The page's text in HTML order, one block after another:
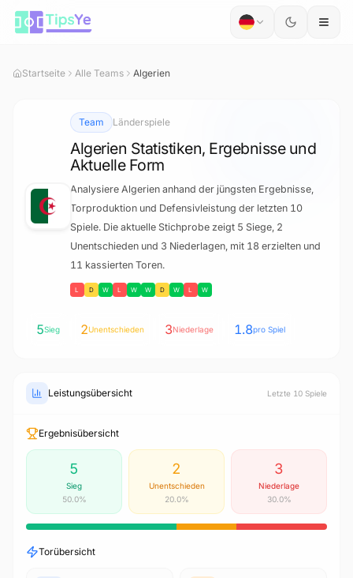
Zum Inhalt springen
Startseite Alle Teams Algerien
Team Länderspiele
Algerien Statistiken, Ergebnisse und
Aktuelle Form
Analysiere Algerien anhand der jüngsten Ergebnisse,
Torproduktion und Defensivleistung der letzten 10
Spiele. Die aktuelle Stichprobe zeigt 5 Siege, 2
Unentschieden und 3 Niederlagen, mit 18 erzielten und
11 kassierten Toren.
L D W L W W D W L W
5Sieg 2Unentschieden 3Niederlage 1.8pro Spiel
Leistungsübersicht Letzte 10 Spiele
Ergebnisübersicht
5
Sieg
50.0%
2
Unentschieden
20.0%
3
Niederlage
30.0%
Torübersicht